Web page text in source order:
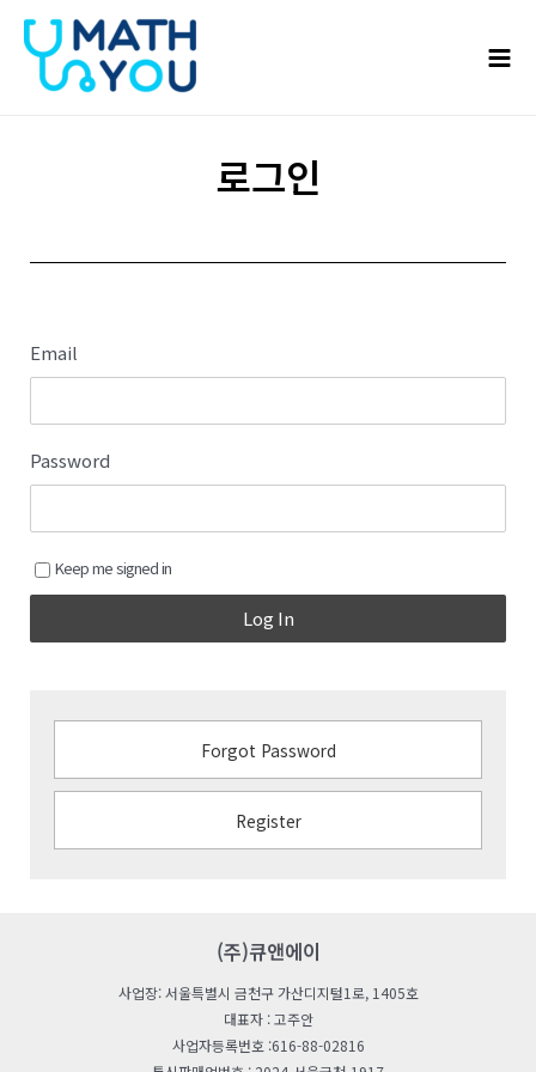
건너뛰기
로그인
Email
Password
Keep me signed in
Log In
Forgot Password
Register
(주)큐앤에이
사업장: 서울특별시 금천구 가산디지털1로, 1405호
대표자 : 고주안
사업자등록번호 :616-88-02816